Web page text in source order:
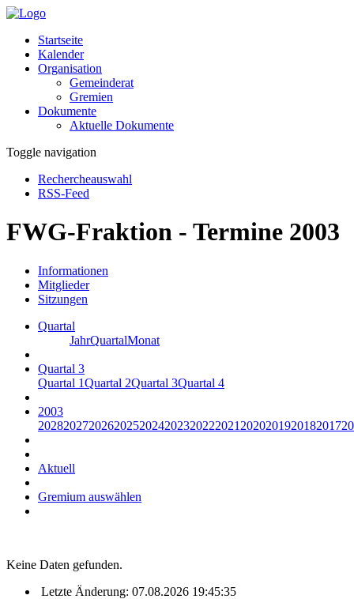
Startseite
Kalender
Organisation
Gemeinderat
Gremien
Dokumente
Aktuelle Dokumente
Toggle navigation
Rechercheauswahl
RSS-Feed
FWG-Fraktion - Termine 2003
Informationen
Mitglieder
Sitzungen
Quartal
JahrQuartalMonat
Quartal 3
Quartal 1Quartal 2Quartal 3Quartal 4
2003
20282027202620252024202320222021 2020201920182017
Aktuell
Gremium auswählen
Keine Daten gefunden.
Letzte Änderung: 07.08.2026 19:45:35